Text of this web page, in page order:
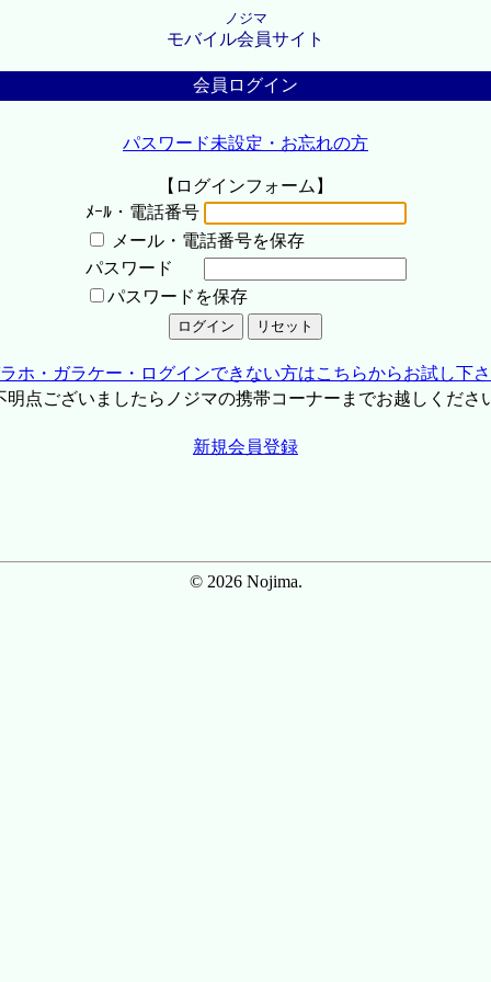
ノジマ
モバイル会員サイト
会員ログイン
パスワード未設定・お忘れの方
【ログインフォーム】
ﾒｰﾙ・電話番号
メール・電話番号を保存
パスワード
パスワードを保存
ホ・ガラケー・ログインできない方はこちらからお試し下
点ございましたらノジマの携帯コーナーまでお越しくださ
新規会員登録
© 2026 Nojima.